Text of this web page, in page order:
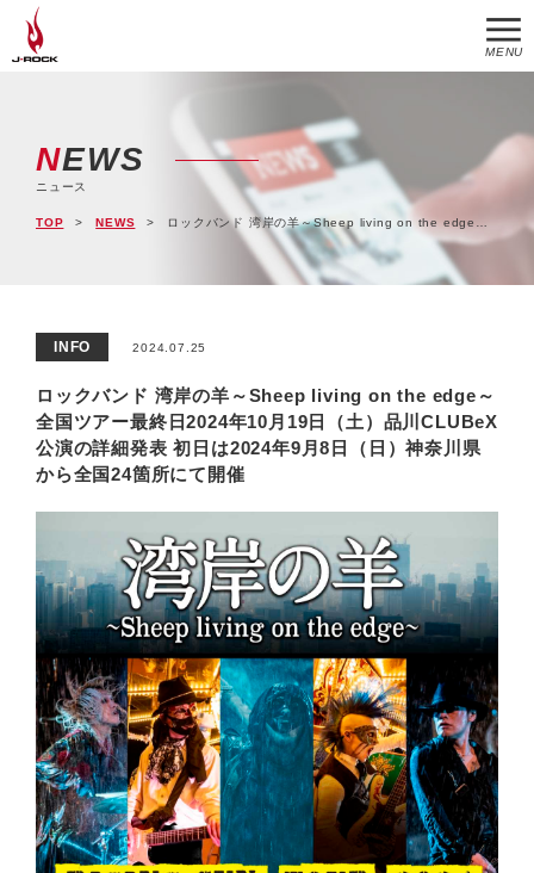
MENU
NEWS
ニュース
TOP NEWS ロックバンド 湾岸の羊～Sheep living on the edge～全国ツアー最終日2024年10月19日（土）品川CLUBeX公演の詳細発表 初日は2024年9月8日（日）神奈川県から全国24箇所にて開催
INFO 2024.07.25
ロックバンド 湾岸の羊～Sheep living on the edge～
全国ツアー最終日2024年10月19日（土）品川CLUBeX
公演の詳細発表 初日は2024年9月8日（日）神奈川県
から全国24箇所にて開催